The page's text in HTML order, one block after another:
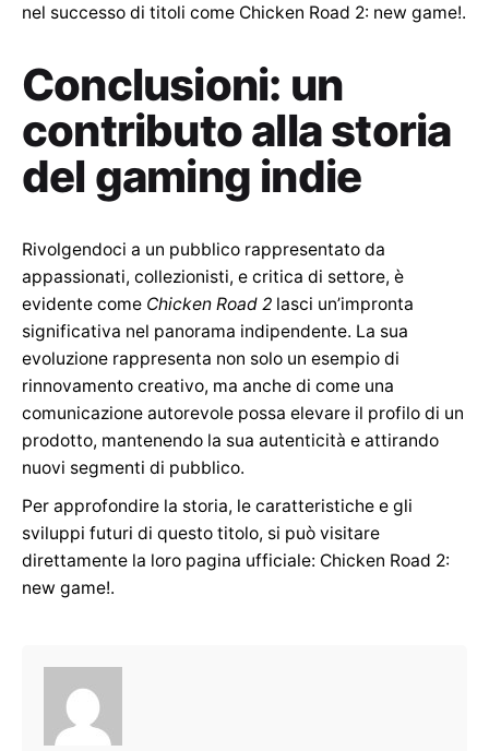
nel successo di titoli come Chicken Road 2: new game!.
Conclusioni: un
contributo alla storia
del gaming indie
Rivolgendoci a un pubblico rappresentato da
appassionati, collezionisti, e critica di settore, è
evidente come Chicken Road 2 lasci un’impronta
significativa nel panorama indipendente. La sua
evoluzione rappresenta non solo un esempio di
rinnovamento creativo, ma anche di come una
comunicazione autorevole possa elevare il profilo di un
prodotto, mantenendo la sua autenticità e attirando
nuovi segmenti di pubblico.
Per approfondire la storia, le caratteristiche e gli
sviluppi futuri di questo titolo, si può visitare
direttamente la loro pagina ufficiale: Chicken Road 2:
new game!.